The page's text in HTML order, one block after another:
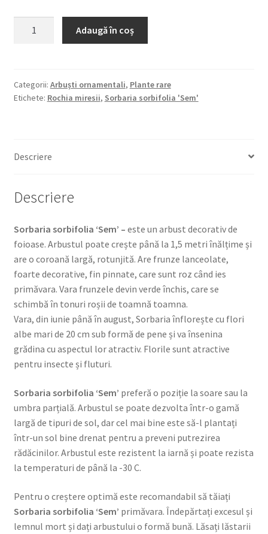
pbr
Adaugă în coș
Categorii: Arbuști ornamentali, Plante rare
Etichete: Rochia miresii, Sorbaria sorbifolia 'Sem'
Descriere
Descriere
Sorbaria sorbifolia ‘Sem’ – este un arbust decorativ de
foioase. Arbustul poate crește până la 1,5 metri înălțime și
are o coroană largă, rotunjită. Are frunze lanceolate,
foarte decorative, fin pinnate, care sunt roz când ies
primăvara. Vara frunzele devin verde închis, care se
schimbă în tonuri roșii de toamnă toamna.
Vara, din iunie până în august, Sorbaria înflorește cu flori
albe mari de 20 cm sub formă de pene și va însenina
grădina cu aspectul lor atractiv. Florile sunt atractive
pentru insecte și fluturi.
Sorbaria sorbifolia ‘Sem’ preferă o poziție la soare sau la
umbra parțială. Arbustul se poate dezvolta într-o gamă
largă de tipuri de sol, dar cel mai bine este să-l plantați
într-un sol bine drenat pentru a preveni putrezirea
rădăcinilor. Arbustul este rezistent la iarnă și poate rezista
la temperaturi de până la -30 C.
Pentru o creștere optimă este recomandabil să tăiați
Sorbaria sorbifolia ‘Sem’ primăvara. Îndepărtați excesul și
lemnul mort și dați arbustului o formă bună. Lăsați lăstarii